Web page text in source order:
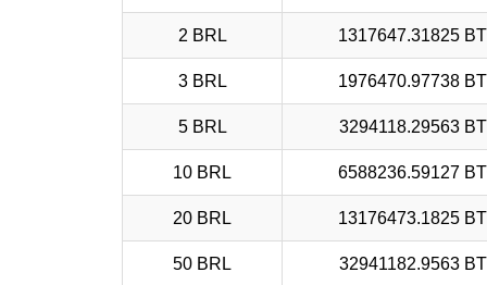
2 BRL 1317647.31825
3 BRL 1976470.97738
5 BRL 3294118.29563
10 BRL 6588236.59127
20 BRL 13176473.1825
50 BRL 32941182.9563